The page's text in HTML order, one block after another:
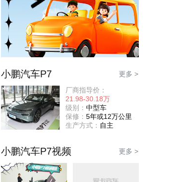
小鹏汽车P7 更多 >
厂商指导价：
21.98-30.18万
级别： 中型车
保修： 5年或12万公里
生产方式： 自主
小鹏汽车P7视频 更多 >